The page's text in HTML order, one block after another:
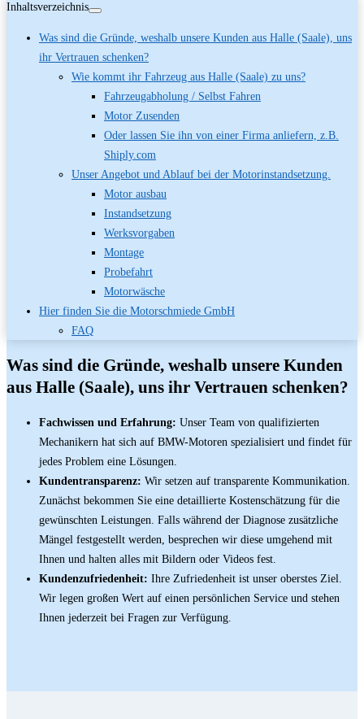
Inhaltsverzeichnis
Was sind die Gründe, weshalb unsere Kunden aus Halle (Saale), uns
ihr Vertrauen schenken?
Wie kommt ihr Fahrzeug aus Halle (Saale) zu uns?
Fahrzeugabholung / Selbst Fahren
Motor Zusenden
Oder lassen Sie ihn von einer Firma anliefern, z.B.
Shiply.com
Unser Angebot und Ablauf bei der Motorinstandsetzung.
Motor ausbau
Instandsetzung
Werksvorgaben
Montage
Probefahrt
Motorwäsche
Hier finden Sie die Motorschmiede GmbH
FAQ
Was sind die Gründe, weshalb unsere Kunden
aus Halle (Saale), uns ihr Vertrauen schenken?
Fachwissen und Erfahrung: Unser Team von qualifizierten
Mechanikern hat sich auf BMW-Motoren spezialisiert und findet für
jedes Problem eine Lösungen.
Kundentransparenz: Wir setzen auf transparente Kommunikation.
Zunächst bekommen Sie eine detaillierte Kostenschätzung für die
gewünschten Leistungen. Falls während der Diagnose zusätzliche
Mängel festgestellt werden, besprechen wir diese umgehend mit
Ihnen und halten alles mit Bildern oder Videos fest.
Kundenzufriedenheit: Ihre Zufriedenheit ist unser oberstes Ziel.
Wir legen großen Wert auf einen persönlichen Service und stehen
Ihnen jederzeit bei Fragen zur Verfügung.